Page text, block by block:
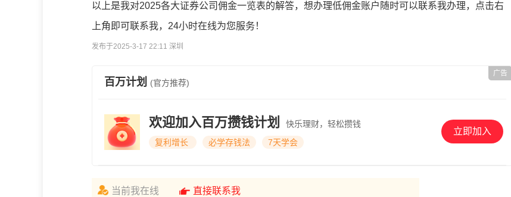
以上是我对2025各大证券公司佣金一览表​的解答， 想办理低佣金账户随时可以联系我办理，点击右
上角即可联系我，24小时在线为您服务！
发布于2025-3-17 22:11 深圳
百万计划 (官方推荐)
欢迎加入百万攒钱计划
快乐理财，轻松攒钱
复利增长
必学存钱法 7天学会
立即加入
广告
当前我在线 直接联系我